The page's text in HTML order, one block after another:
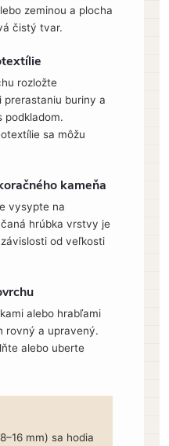
zeminou a plocha
čistý tvar.
rozložte
prerastaniu buriny a
podkladom.
sa môžu
kameňa
vysypte na
hrúbka vrstvy je
od veľkosti
alebo hrabľami
rovný a upravený.
alebo uberte
mm) sa hodia